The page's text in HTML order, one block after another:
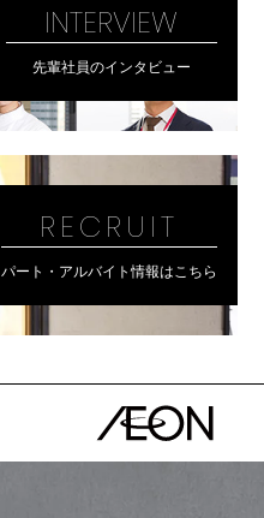
INTERVIEW
先輩社員のインタビュー
RECRUIT
パート・アルバイト情報はこちら